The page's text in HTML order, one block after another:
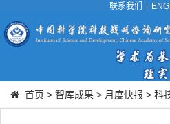
联系我们
首页 > 智库成果 > 月度快报 > 科